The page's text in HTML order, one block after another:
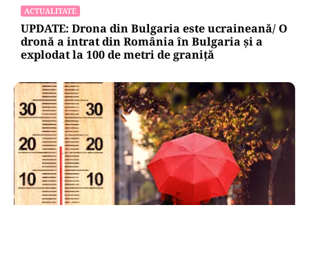
ACTUALITATE
UPDATE: Drona din Bulgaria este ucraineană/ O
dronă a intrat din România în Bulgaria şi a
explodat la 100 de metri de graniţă